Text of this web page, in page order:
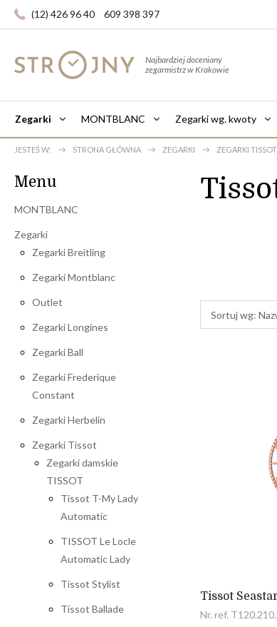
(12) 426 96 40 609 398 397
Najbardziej doceniany
zegarmistrz w Krakowie
Zegarki MONTBLANC Zegarki wg. kwoty
JESTEŚ W: STRONA GŁÓWNA ZEGARKI ZEGARKI TISSOT
Menu
MONTBLANC
Zegarki
Zegarki Breitling
Zegarki Montblanc
Outlet
Zegarki Longines
Zegarki Ball
Zegarki Frederique
Constant
Zegarki Herbelin
Zegarki Tissot
Zegarki damskie
TISSOT
Tissot T-My Lady
Automatic
TISSOT Le Locle
Automatic Lady
Tissot Stylist
Tissot Ballade
Sortuj wg:
Tissot
Nr. ref.